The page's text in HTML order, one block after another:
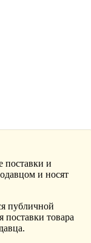
поставки и
и носят
публичной
товара